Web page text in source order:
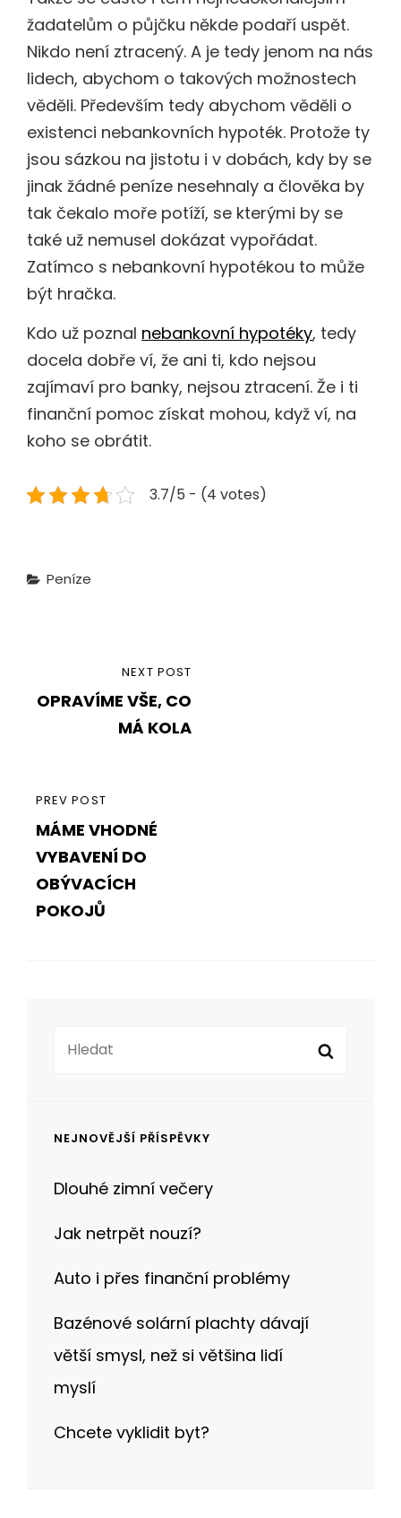
žadatelům o půjčku někde podaří uspět.
Nikdo není ztracený. A je tedy jenom na nás
lidech, abychom o takových možnostech
věděli. Především tedy abychom věděli o
existenci nebankovních hypoték. Protože ty
jsou sázkou na jistotu i v dobách, kdy by se
jinak žádné peníze nesehnaly a člověka by
tak čekalo moře potíží, se kterými by se
také už nemusel dokázat vypořádat.
Zatímco s nebankovní hypotékou to může
být hračka.
Kdo už poznal nebankovní hypotéky, tedy
docela dobře ví, že ani ti, kdo nejsou
zajímaví pro banky, nejsou ztracení. Že i ti
finanční pomoc získat mohou, když ví, na
koho se obrátit.
3.7/5 - (4 votes)
Categories
Peníze
Navigace
pro
příspěvek
PREVIOUS
POST
PREV POST
MÁME VHODNÉ
VYBAVENÍ DO
OBÝVACÍCH
POKOJŮ
POST
NEXT POST
OPRAVÍME VŠE, CO
MÁ KOLA
NEJNOVĚJŠÍ PŘÍSPĚVKY
Dlouhé zimní večery
Jak netrpět nouzí?
Auto i přes finanční problémy
Bazénové solární plachty dávají
větší smysl, než si většina lidí
myslí
Chcete vyklidit byt?